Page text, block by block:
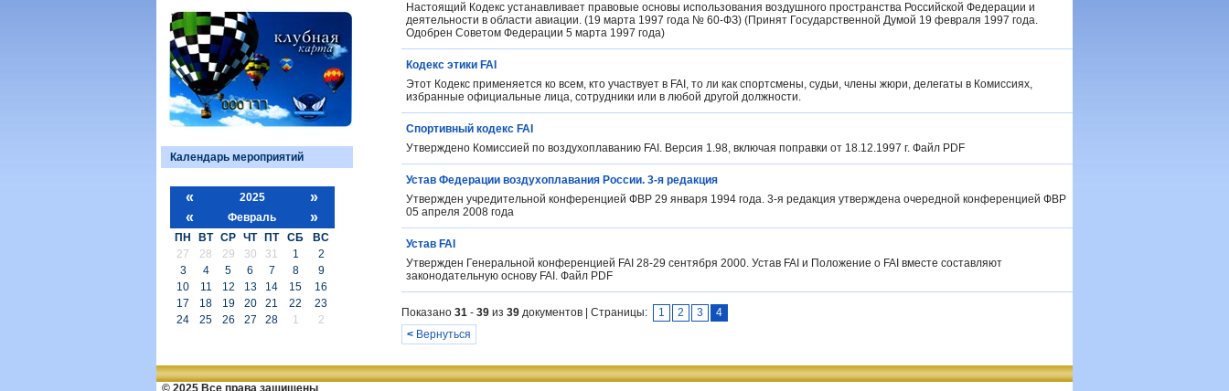
Календарь мероприятий
« 2025
»
«
Февраль »
ПН ВТ СР ЧТ ПТ СБ
ВС
27
28 29 30 31 1
2
3
4 5 6 7 8
9
10
11 12 13 14 15
16
17
18 19 20 21 22
23
24
25 26 27 28 1 2
Настоящий Кодекс устанавливает правовые основы использования воздушного пространства Российской Федерации и
деятельности в области авиации. (19 марта 1997 года № 60-ФЗ) (Принят Государственной Думой 19 февраля 1997 года.
Одобрен Советом Федерации 5 марта 1997 года)
Кодекс этики FAI
Этот Кодекс применяется ко всем, кто участвует в FAI, то ли как спортсмены, судьи, члены жюри, делегаты в Комиссиях,
избранные официальные лица, сотрудники или в любой другой должности.
Спортивный кодекс FAI
Утверждено Комиссией по воздухоплаванию FAI. Версия 1.98, включая поправки от 18.12.1997 г. Файл PDF
Устав Федерации воздухоплавания России. 3-я редакция
Утвержден учредительной конференцией ФВР 29 января 1994 года. 3-я редакция утверждена очередной конференцией ФВР
05 апреля 2008 года
Устав FAI
Утвержден Генеральной конференцией FAI 28-29 сентября 2000. Устав FAI и Положение о FAI вместе составляют
законодательную основу FAI. Файл PDF
Показано 31 - 39 из 39 документов | Страницы: 1 2 3
4
< Вернуться
© 2025 Все права защищены